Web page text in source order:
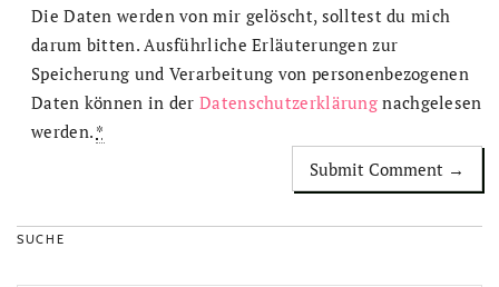
Die Daten werden von mir gelöscht, solltest du mich
darum bitten. Ausführliche Erläuterungen zur
Speicherung und Verarbeitung von personenbezogenen
Daten können in derDatenschutzerklärung nachgelesen
werden. *
SUCHE